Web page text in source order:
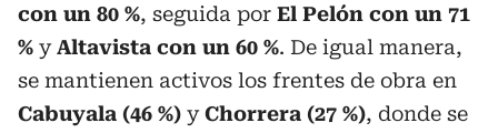
con un 80 %, seguida por El Pelón con un 71
% yAltavista con un 60 %. De igual manera,
se mantienen activos los frentes de obra en
Cabuyala (46 %) yChorrera (27 %), donde se